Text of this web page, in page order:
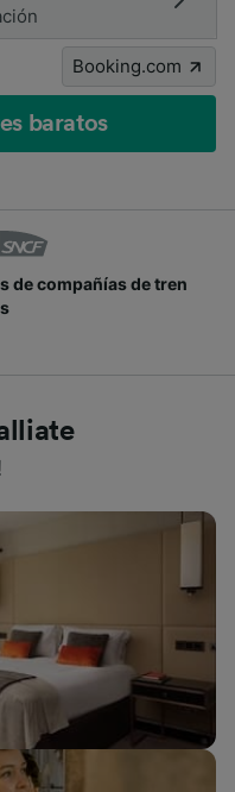
Booking.com
baratos
de compañías de tren